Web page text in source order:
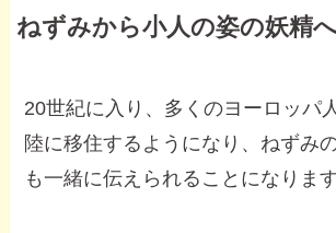
ねずみから小人の姿の妖精
20世紀に入り、多くのヨーロッパ
陸に移住するようになり、ねずみ
も一緒に伝えられることになります